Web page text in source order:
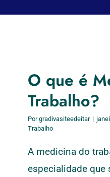
O que é
Trabalho?
Porgradivasiteedeitar |
Trabalho
A medicina do
especialidade que